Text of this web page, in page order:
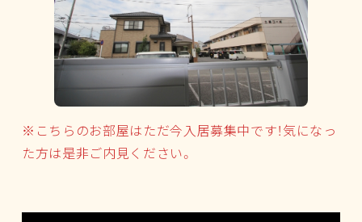
※こちらのお部屋はただ今入居募集中です！気になっ
た方は是非ご内見ください。